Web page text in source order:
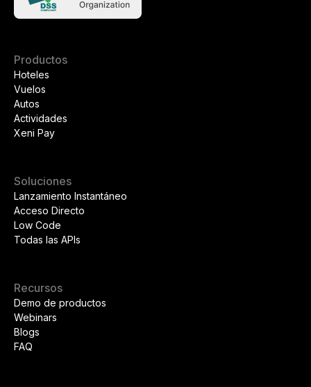
Productos
Hoteles
Vuelos
Autos
Actividades
Xeni Pay
Soluciones
Lanzamiento Instantáneo
Acceso Directo
Low Code
Todas las APIs
Recursos
Demo de productos
Webinars
Blogs
FAQ